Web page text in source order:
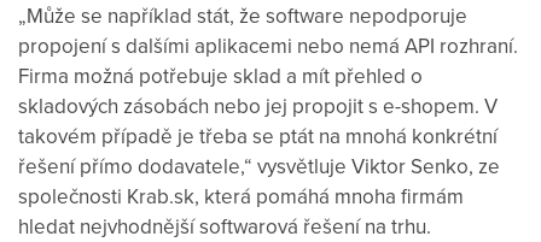
„Může se například stát, že software nepodporuje
propojení s dalšími aplikacemi nebo nemá API rozhraní.
Firma možná potřebuje sklad a mít přehled o
skladových zásobách nebo jej propojit s e-shopem. V
takovém případě je třeba se ptát na mnohá konkrétní
řešení přímo dodavatele,“ vysvětluje Viktor Senko, ze
společnosti Krab.sk, která pomáhá mnoha firmám
hledat nejvhodnější softwarová řešení na trhu.